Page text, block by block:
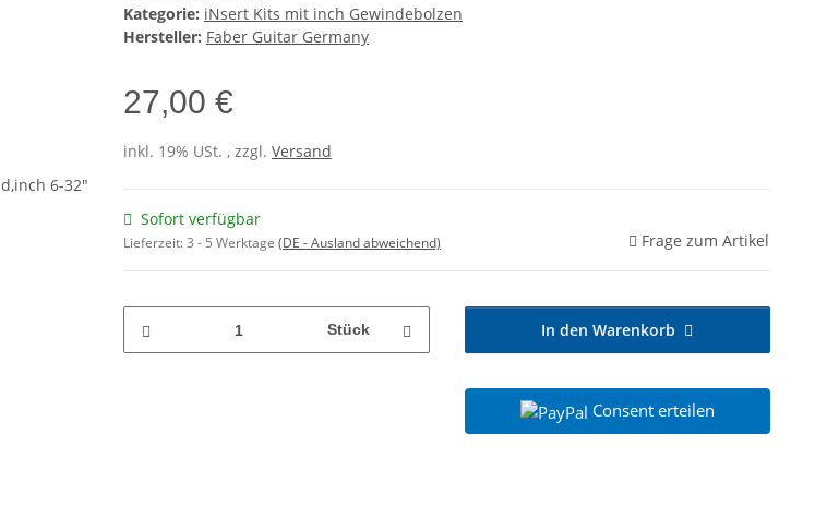
Kategorie: iNsert Kits mit inch Gewindebolzen
Hersteller: Faber Guitar Germany
27,00 €
inkl. 19% USt. , zzgl. Versand
Sofort verfügbar
Lieferzeit:3 - 5 Werktage (DE - Ausland abweichend) Frage zum Artikel
Stück In den Warenkorb
Consent erteilen